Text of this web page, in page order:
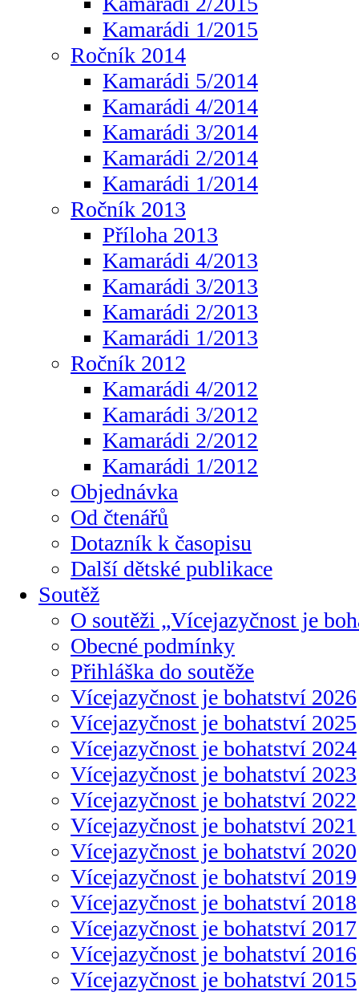
Kamarádi 1/2015
Ročník 2014
Kamarádi 5/2014
Kamarádi 4/2014
Kamarádi 3/2014
Kamarádi 2/2014
Kamarádi 1/2014
Ročník 2013
Příloha 2013
Kamarádi 4/2013
Kamarádi 3/2013
Kamarádi 2/2013
Kamarádi 1/2013
Ročník 2012
Kamarádi 4/2012
Kamarádi 3/2012
Kamarádi 2/2012
Kamarádi 1/2012
Objednávka
Od čtenářů
Dotazník k časopisu
Další dětské publikace
Soutěž
O soutěži „Vícejazyčnost je
Obecné podmínky
Přihláška do soutěže
Vícejazyčnost je bohatství 2026
Vícejazyčnost je bohatství 2025
Vícejazyčnost je bohatství 2024
Vícejazyčnost je bohatství 2023
Vícejazyčnost je bohatství 2022
Vícejazyčnost je bohatství 2021
Vícejazyčnost je bohatství 2020
Vícejazyčnost je bohatství 2019
Vícejazyčnost je bohatství 2018
Vícejazyčnost je bohatství 2017
Vícejazyčnost je bohatství 2016
Vícejazyčnost je bohatství 2015